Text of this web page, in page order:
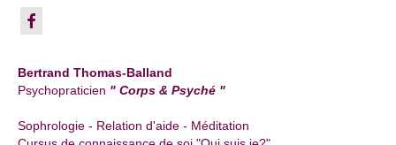
Bertrand Thomas-Balland
Psychopraticien " Corps & Psyché "
Sophrologie - Relation d'aide - Méditation